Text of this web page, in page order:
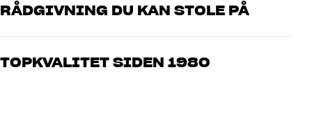
RÅDGIVNING DU KAN STOLE PÅ
Vores medarbejdere er ægte entusiaster, som kender produkterne
os, hvad du drømmer om – så finder vi den løsning, der passer
TOPKVALITET SIDEN 1980